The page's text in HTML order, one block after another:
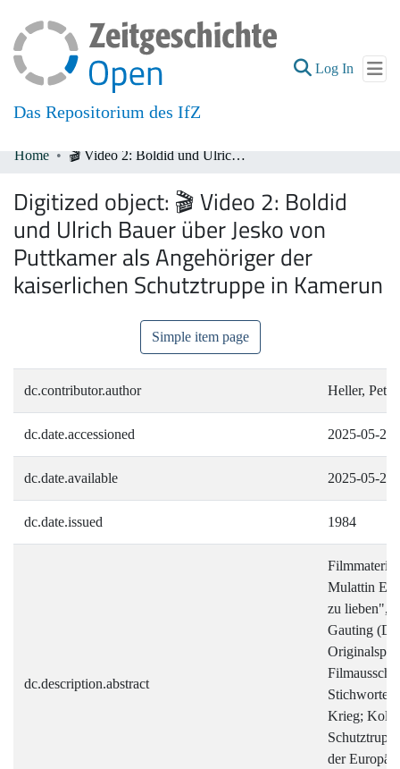
Das Repositorium des IfZ
Log In (current)
All of DSpace
Home 🎬 Video 2: Boldid und Ulrich Bauer über Jesko von Puttkamer als Angehöriger der kaiserlichen Schutztruppe in Kamerun
Digitized object: 🎬 Video 2: Boldid
und Ulrich Bauer über Jesko von
Puttkamer als Angehöriger der
kaiserlichen Schutztruppe in Kamerun
Simple item page
dc.contributor.author Heller, Peter
dc.date.accessioned 2025-05-
dc.date.available 2025-05-
dc.date.issued 1984
dc.description.abstract
Mulattin
zu lieben",
Gauting
Stichworte/
Krieg;
der